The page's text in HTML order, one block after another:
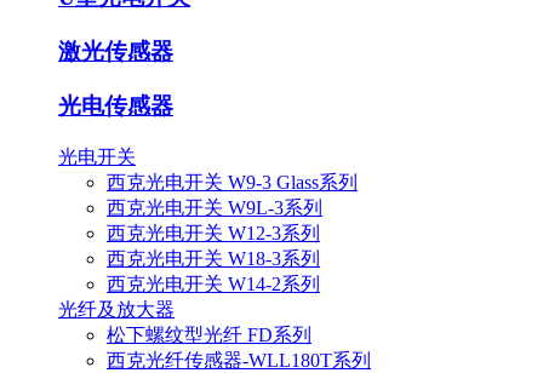
激光传感器
光电传感器
光电开关
西克光电开关 W9-3 Glass系列
西克光电开关 W9L-3系列
西克光电开关 W12-3系列
西克光电开关 W18-3系列
西克光电开关 W14-2系列
光纤及放大器
松下螺纹型光纤 FD系列
西克光纤传感器-WLL180T系列